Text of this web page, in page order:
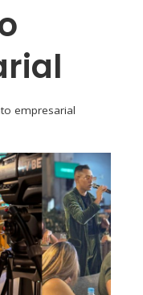
empresarial